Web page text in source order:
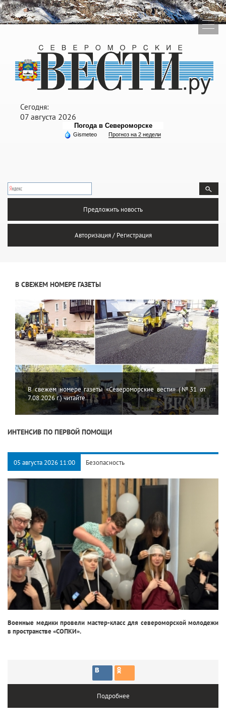
Сегодня:
07 августа 2026
Погода в Североморске
Gismeteo Прогноз на 2 недели
Предложить новость
Авторизация / Регистрация
В СВЕЖЕМ НОМЕРЕ ГАЗЕТЫ
В свежем номере газеты «Североморские вести» (№31 от
7.08.2026 г.) читайте...
ИНТЕНСИВ ПО ПЕРВОЙ ПОМОЩИ
05 августа 2026 11:00 Безопасность
Военные медики провели мастер-класс для североморской молодежи
в пространстве «СОПКИ».
Подробнее